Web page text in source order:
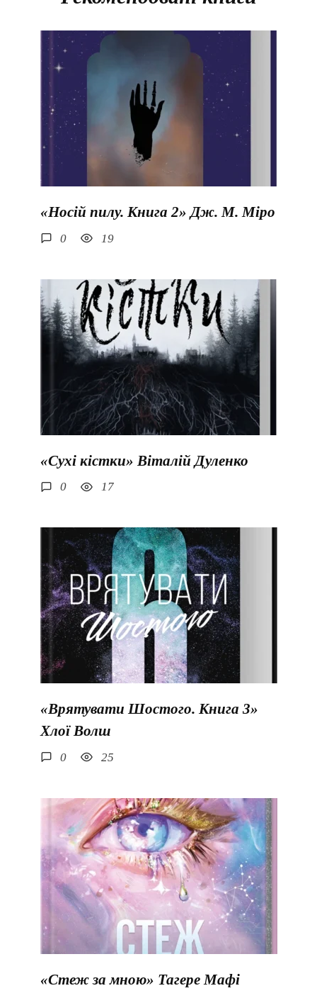
«Носій пилу. Книга 2» Дж. М. Міро
0 19
«Сухі кістки» Віталій Дуленко
0 17
«Врятувати Шостого. Книга 3»
Хлої Волш
0 25
«Стеж за мною» Тагере Мафі